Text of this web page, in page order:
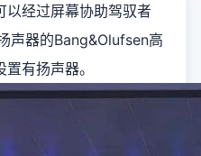
以经过屏幕协助驾驭者
声器的Bang&Olufsen高
有扬声器。